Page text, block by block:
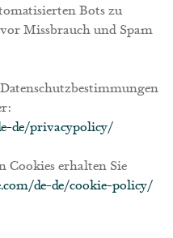
Bots zu
Missbrauch und Spam
de/privacypolicy/
Cookies erhalten Sie
de-de/cookie-policy/